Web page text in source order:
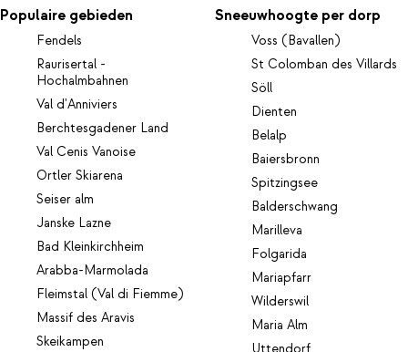
Populaire gebieden
Fendels
Raurisertal -
Hochalmbahnen
Val d'Anniviers
Berchtesgadener Land
Val Cenis Vanoise
Ortler Skiarena
Seiser alm
Janske Lazne
Bad Kleinkirchheim
Arabba-Marmolada
Fleimstal (Val di Fiemme)
Massif des Aravis
Skeikampen
Sneeuwhoogte per dorp
Voss (Bavallen)
St Colomban des Villards
Söll
Dienten
Belalp
Baiersbronn
Spitzingsee
Balderschwang
Marilleva
Folgarida
Mariapfarr
Wilderswil
Maria Alm